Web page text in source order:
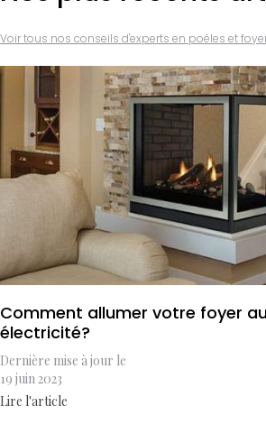
Voir tous nos conseils d'experts en poêles et
Comment allumer votre foyer
électricité?
Dernière mise à jour le
19 juin 2023
Lire l'article